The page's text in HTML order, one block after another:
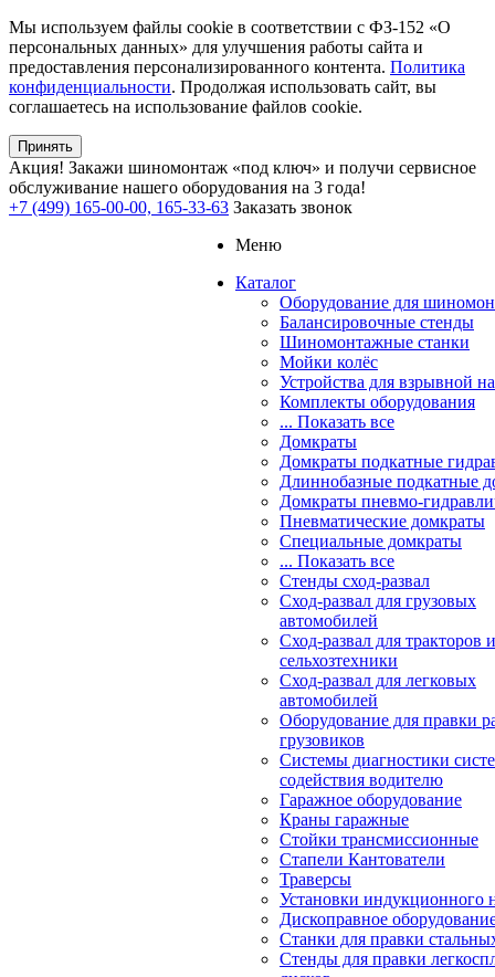
Мы используем файлы cookie в соответствии с ФЗ-152 «О
персональных данных» для улучшения работы сайта и
предоставления персонализированного контента. Политика
конфиденциальности. Продолжая использовать сайт, вы
соглашаетесь на использование файлов cookie.
Принять
Акция! Закажи шиномонтаж «под ключ» и получи сервисное
обслуживание нашего оборудования на 3 года!
+7 (499) 165-00-00, 165-33-63 Заказать звонок
Меню
Каталог
Оборудование для
Балансировочные стенды
Шиномонтажные станки
Мойки колёс
Устройства для взрывной
Комплекты оборудования
... Показать все
Домкраты
Домкраты подкатные
Длиннобазные подкатные
Домкраты пневмо-
Пневматические домкраты
Специальные домкраты
... Показать все
Стенды сход-развал
Сход-развал для грузовых
автомобилей
Сход-развал для тракторов и
сельхозтехники
Сход-развал для легковых
автомобилей
Оборудование для правки
грузовиков
Системы диагностики
содействия водителю
Гаражное оборудование
Краны гаражные
Стойки трансмиссионные
Стапели Кантователи
Траверсы
Установки индукционного
Дископравное
Станки для правки
Стенды для правки